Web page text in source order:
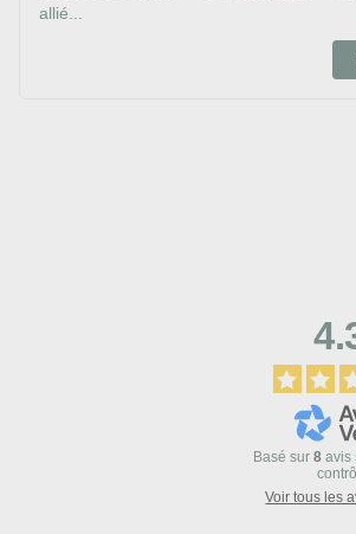
allié...
Basé sur 8 avis
Voir tous les